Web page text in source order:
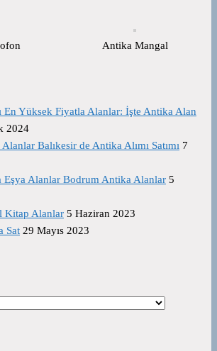
Antika Mangal
En Yüksek Fiyatla Alanlar: İşte Antika Alan
2024
Balıkesir de Antika Alımı Satımı 7
Eşya Alanlar Bodrum Antika Alanlar 5
Kitap Alanlar 5 Haziran 2023
Sat 29 Mayıs 2023